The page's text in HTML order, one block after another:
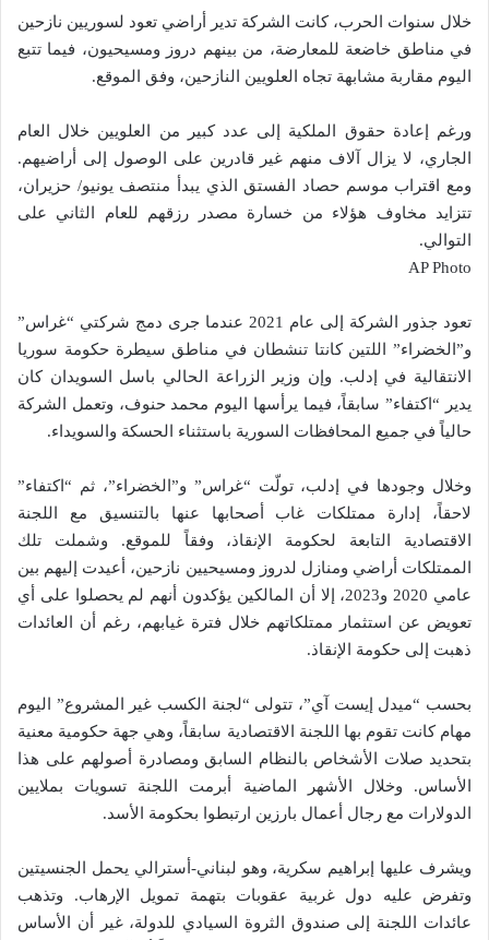
خلال سنوات الحرب، كانت الشركة تدير أراضي تعود لسوريين نازحين
في مناطق خاضعة للمعارضة، من بينهم دروز ومسيحيون، فيما تتبع
اليوم مقاربة مشابهة تجاه العلويين النازحين، وفق الموقع.
ورغم إعادة حقوق الملكية إلى عدد كبير من العلويين خلال العام
الجاري، لا يزال آلاف منهم غير قادرين على الوصول إلى أراضيهم.
ومع اقتراب موسم حصاد الفستق الذي يبدأ منتصف يونيو/ حزيران،
تتزايد مخاوف هؤلاء من خسارة مصدر رزقهم للعام الثاني على
التوالي.
AP Photo
تعود جذور الشركة إلى عام 2021 عندما جرى دمج شركتي “غراس”
و”الخضراء” اللتين كانتا تنشطان في مناطق سيطرة حكومة سوريا
الانتقالية في إدلب. وإن وزير الزراعة الحالي باسل السويدان كان
يدير “اكتفاء” سابقاً، فيما يرأسها اليوم محمد حنوف، وتعمل الشركة
حالياً في جميع المحافظات السورية باستثناء الحسكة والسويداء.
وخلال وجودها في إدلب، تولّت “غراس” و”الخضراء”، ثم “اكتفاء”
لاحقاً، إدارة ممتلكات غاب أصحابها عنها بالتنسيق مع اللجنة
الاقتصادية التابعة لحكومة الإنقاذ، وفقاً للموقع. وشملت تلك
الممتلكات أراضي ومنازل لدروز ومسيحيين نازحين، أعيدت إليهم بين
عامي 2020 و2023، إلا أن المالكين يؤكدون أنهم لم يحصلوا على أي
تعويض عن استثمار ممتلكاتهم خلال فترة غيابهم، رغم أن العائدات
ذهبت إلى حكومة الإنقاذ.
بحسب “ميدل إيست آي”، تتولى “لجنة الكسب غير المشروع” اليوم
مهام كانت تقوم بها اللجنة الاقتصادية سابقاً، وهي جهة حكومية معنية
بتحديد صلات الأشخاص بالنظام السابق ومصادرة أصولهم على هذا
الأساس. وخلال الأشهر الماضية أبرمت اللجنة تسويات بملايين
الدولارات مع رجال أعمال بارزين ارتبطوا بحكومة الأسد.
ويشرف عليها إبراهيم سكرية، وهو لبناني-أسترالي يحمل الجنسيتين
وتفرض عليه دول غربية عقوبات بتهمة تمويل الإرهاب. وتذهب
عائدات اللجنة إلى صندوق الثروة السيادي للدولة، غير أن الأساس